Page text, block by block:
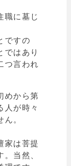
職に墓じ
ですの
ではあり
つ言われ
めから第
人が時々
。
家は菩提
当然、